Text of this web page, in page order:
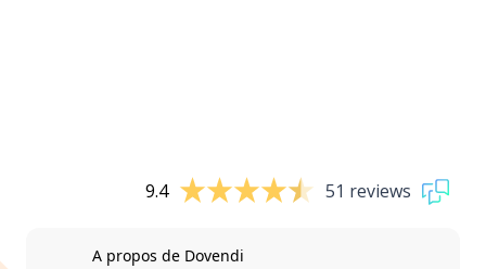
9.4 51 reviews
A propos de Dovendi